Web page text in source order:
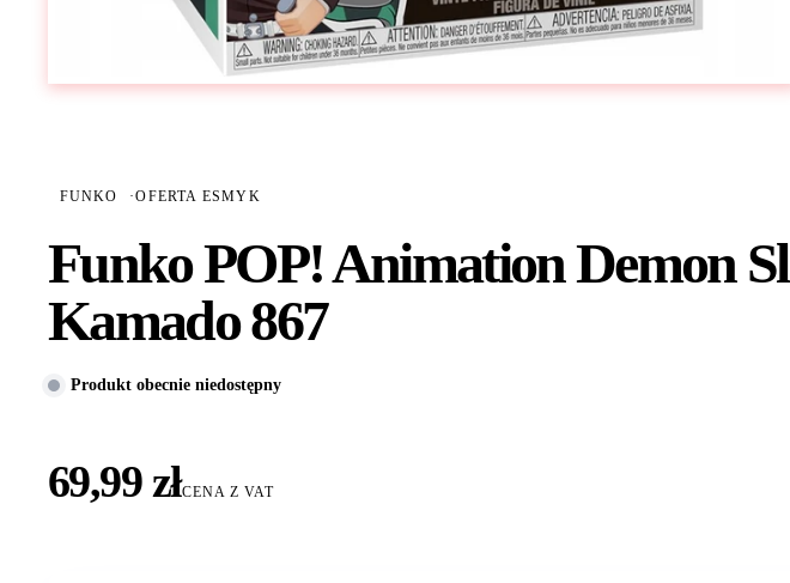
FUNKO ·OFERTA ESMYK
Funko POP! Animation Demon
Kamado 867
Produkt obecnie niedostępny
69,99 złCENA Z VAT